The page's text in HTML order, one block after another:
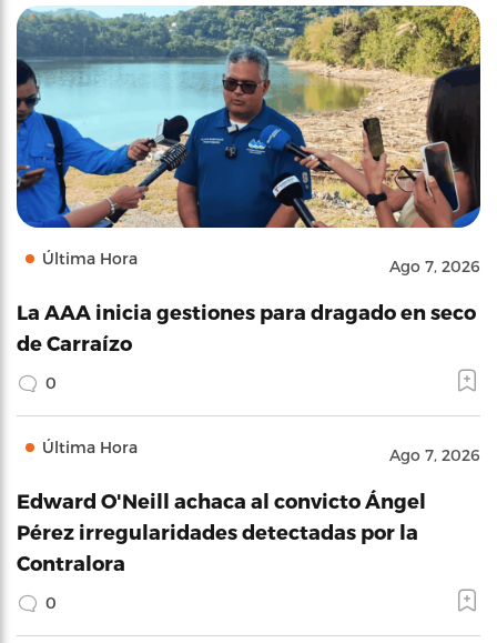
Última Hora Ago 7, 2026
La AAA inicia gestiones para dragado en seco
de Carraízo
0
Última Hora Ago 7, 2026
Edward O'Neill achaca al convicto Ángel
Pérez irregularidades detectadas por la
Contralora
0